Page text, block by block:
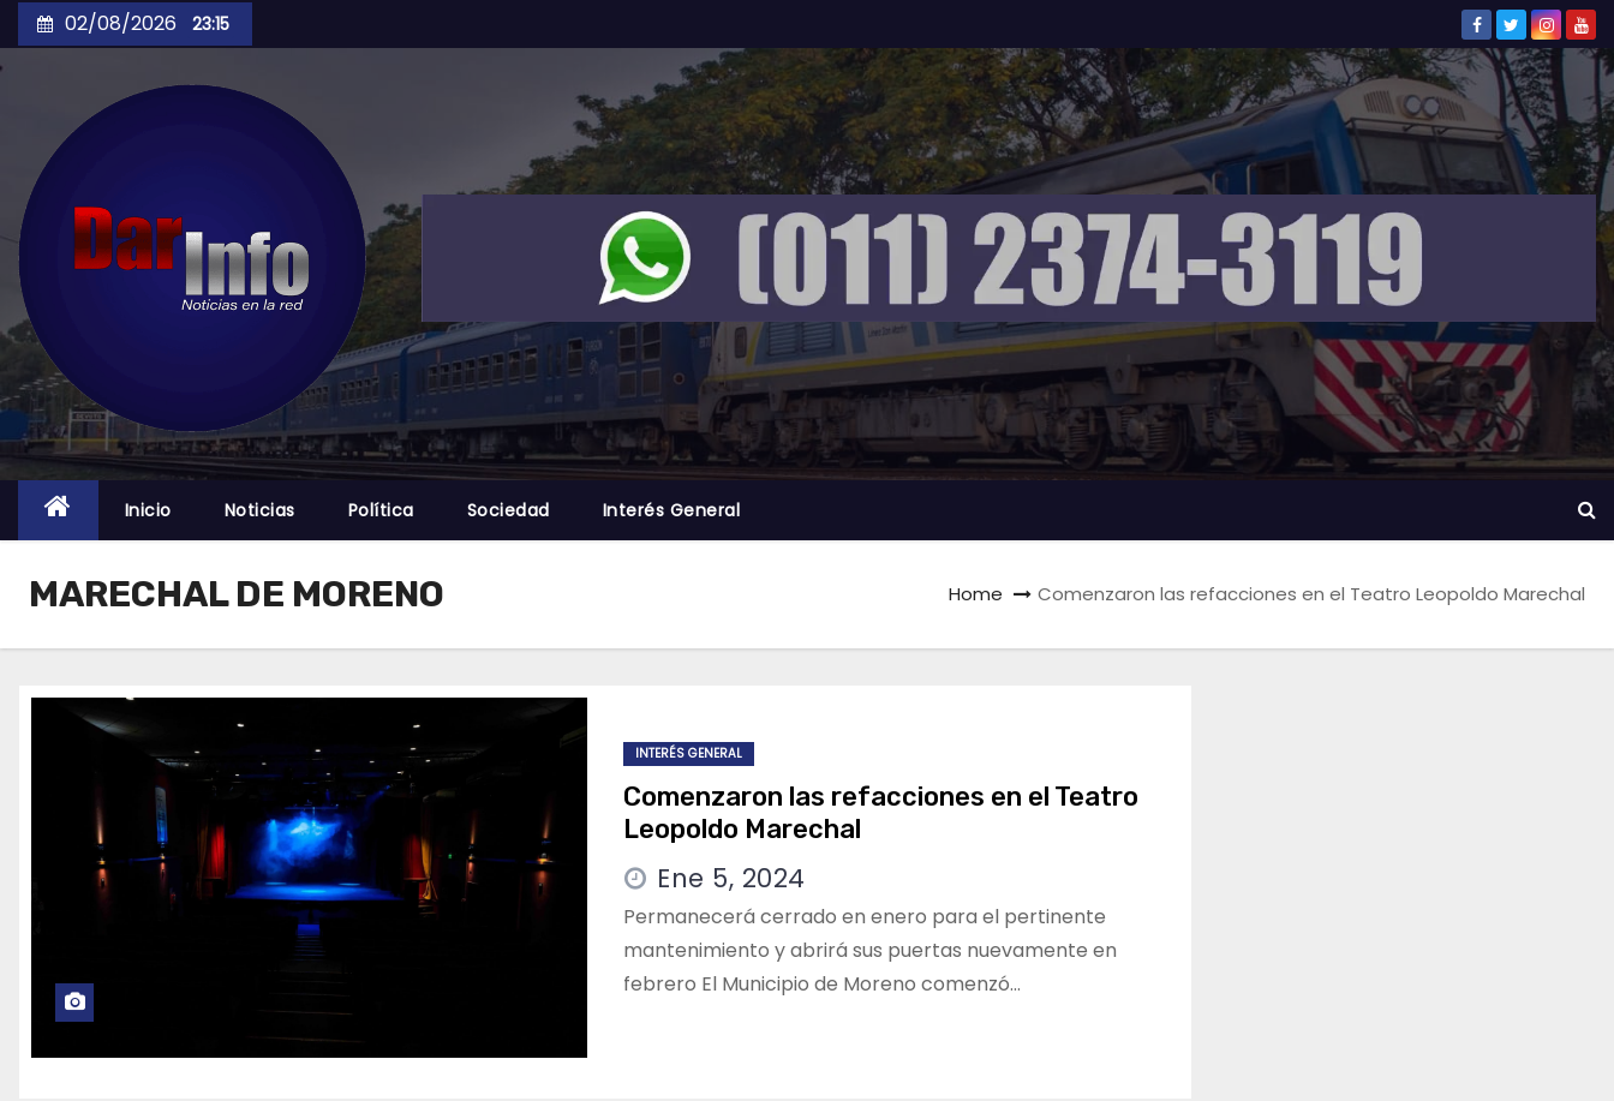
to
02/08/2026 23:15
Inicio Noticias Política Sociedad Interés General
MARECHAL DE MORENO Home Comenzaron las refacciones en el Teatro Leopoldo Marechal
INTERÉS GENERAL
Comenzaron las refacciones en el Teatro
Leopoldo Marechal
Ene 5, 2024
Permanecerá cerrado en enero para el pertinente
mantenimiento y abrirá sus puertas nuevamente en
febrero El Municipio de Moreno comenzó…